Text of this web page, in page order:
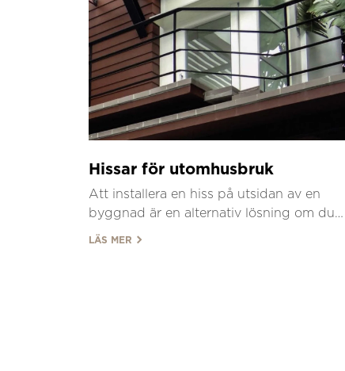
Hissar för utomhusbruk
Att installera en hiss på utsidan av en
byggnad är en alternativ lösning om du
inte har tillräckligt med utrymme för att ha
LÄS MER